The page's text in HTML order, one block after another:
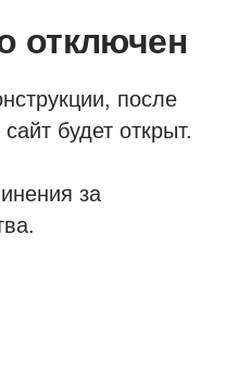
отключен
после
будет открыт.
за